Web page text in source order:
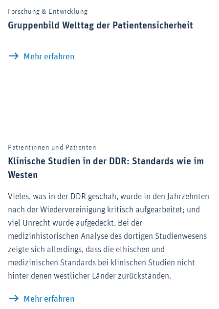
Forschung & Entwicklung
Gruppenbild Welttag der Patientensicherheit
Mehr erfahren
Patientinnen und Patienten
Klinische Studien in der DDR: Standards wie im
Westen
Vieles, was in der DDR geschah, wurde in den Jahrzehnten
nach der Wiedervereinigung kritisch aufgearbeitet; und
viel Unrecht wurde aufgedeckt. Bei der
medizinhistorischen Analyse des dortigen Studienwesens
zeigte sich allerdings, dass die ethischen und
medizinischen Standards bei klinischen Studien nicht
hinter denen westlicher Länder zurückstanden.
Mehr erfahren